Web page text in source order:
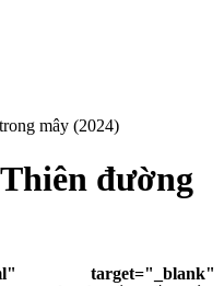
mây (2024)
đường
target="_blank"